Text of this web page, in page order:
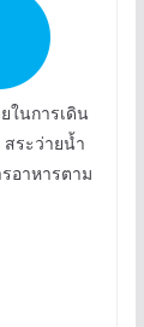
ในการเดิน
สระว่ายน้ำ
อาหารตาม